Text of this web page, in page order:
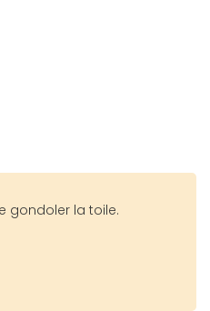
gondoler la toile.